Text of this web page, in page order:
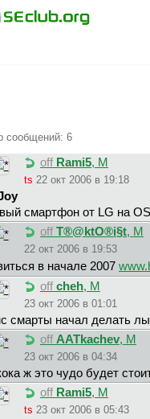
сообщений: 6
off Rami5, М
ts 22 окт 2006 в 19:18
смартфон от LG на
off T®@ktO®i§t, М
22 окт 2006 в 19:53
в начале 2007
off cheh, М
23 окт 2006 в 01:01
смарты начал делать
off AATkachev, М
23 окт 2006 в 04:34
ж это чудо будет
off Rami5, М
ts 23 окт 2006 в 05:43